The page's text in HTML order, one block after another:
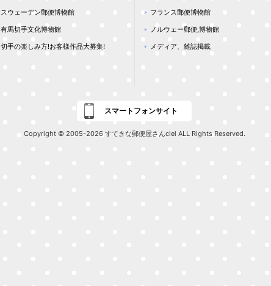
スウェーデン郵便博物館
有馬切手文化博物館
切手の楽しみ方!お客様作品大募集!
フランス郵便博物館
ノルウェー郵便,博物館
メディア、雑誌掲載
スマートフォンサイト
Copyright © 2005-2026 すてきな郵便屋さんciel ALL Rights Reserved.